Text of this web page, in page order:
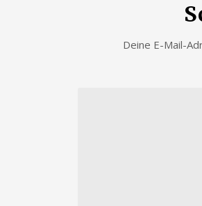
Deine E-Mail-